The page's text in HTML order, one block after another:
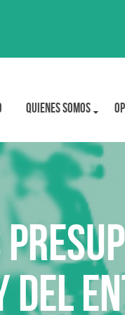
Quienes Somos